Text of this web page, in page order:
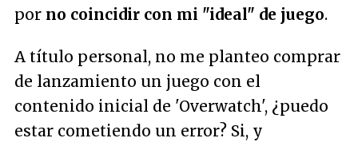
por no coincidir con mi "ideal" de juego.
A título personal, no me planteo comprar
de lanzamiento un juego con el
contenido inicial de 'Overwatch', ¿puedo
estar cometiendo un error? Si, y